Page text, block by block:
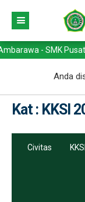
- SMK Pusat
Anda
Kat : KKSI
Civitas